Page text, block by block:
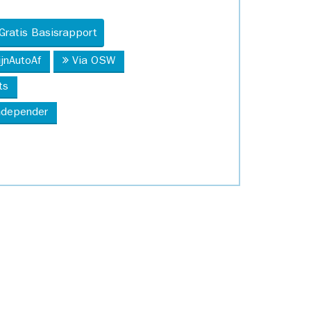
Basisrapport
Via OSW